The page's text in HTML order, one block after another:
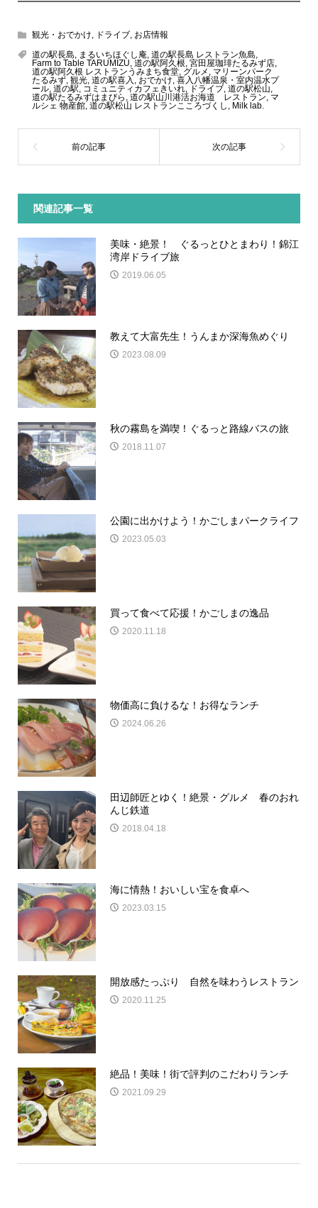
観光・おでかけ, ドライブ, お店情報
道の駅長島, まるいちほぐし庵, 道の駅長島 レストラン魚島,
Farm to Table TARUMIZU, 道の駅阿久根, 宮田屋珈琲たるみず店,
道の駅阿久根 レストランうみまち食堂, グルメ , マリーンパーク
たるみず, 観光, 道の駅喜入 , おでかけ, 喜入八幡温泉・室内温水プ
ール, 道の駅, コミュニティカフェきいれ, ドライブ, 道の駅松山,
道の駅たるみずはまびら , 道の駅山川港活お海道 レストラン, マ
ルシェ 物産館, 道の駅松山 レストランこころづくし , Milk lab.
関連記事一覧
美味・絶景！ ぐるっとひとまわり！錦江
湾岸ドライブ旅
2019.06.05
教えて大富先生！うんまか深海魚めぐり
2023.08.09
秋の霧島を満喫！ぐるっと路線バスの旅
2018.11.07
公園に出かけよう！かごしまパークライフ
2023.05.03
買って食べて応援！かごしまの逸品
2020.11.18
物価高に負けるな！お得なランチ
2024.06.26
田辺師匠とゆく！絶景・グルメ 春のおれ
んじ鉄道
2018.04.18
海に情熱！おいしい宝を食卓へ
2023.03.15
開放感たっぷり 自然を味わうレストラン
2020.11.25
絶品！美味！街で評判のこだわりランチ
2021.09.29